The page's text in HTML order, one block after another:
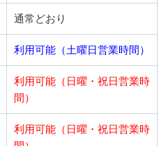
通常どおり
利用可能（土曜日営業時間）
利用可能（日曜・祝日営業時
間）
利用可能（日曜・祝日営業時